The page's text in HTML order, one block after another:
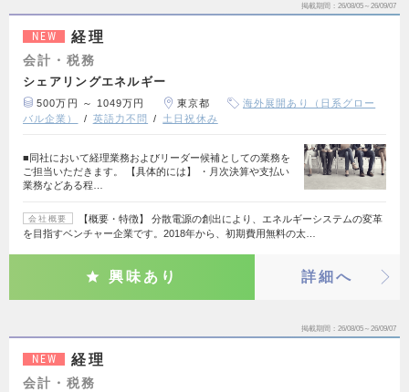
掲載期間 26/08/05～26/09/07
NEW 経理
会計・税務
シェアリングエネルギー
500万円 ～ 1049万円 東京都
海外展開あり（日系グロー
バル企業）
英語力不問 土日祝休み
■同社において経理業務およびリーダー候補としての業務を
ご担当いただきます。 【具体的には】 ・月次決算や支払い
業務などある程…
会社概要
【概要・特徴】 分散電源の創出により、エネルギーシステムの変革
を目指すベンチャー企業です。2018年から、初期費用無料の太…
興味あり 詳細へ
掲載期間 26/08/05～26/09/07
NEW 経理
会計・税務